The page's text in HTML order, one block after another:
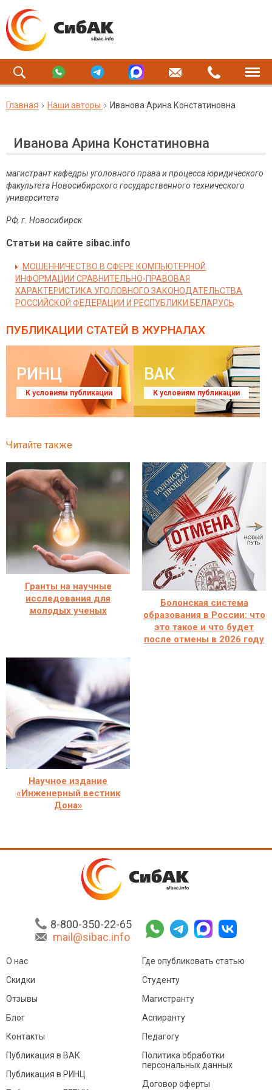
Главная Наши авторы Иванова Арина Констатиновна
Иванова Арина Констатиновна
магистрант кафедры уголовного права и процесса юридического
факультета Новосибирского государственного технического
университета
РФ, г. Новосибирск
Статьи на сайте sibac.info
МОШЕННИЧЕСТВО В СФЕРЕ КОМПЬЮТЕРНОЙ
ИНФОРМАЦИИ СРАВНИТЕЛЬНО-ПРАВОВАЯ
ХАРАКТЕРИСТИКА УГОЛОВНОГО ЗАКОНОДАТЕЛЬСТВА
РОССИЙСКОЙ ФЕДЕРАЦИИ И РЕСПУБЛИКИ БЕЛАРУСЬ
ПУБЛИКАЦИИ СТАТЕЙ В ЖУРНАЛАХ
РИНЦ
К условиям публикации
ВАК
К условиям публикации
Читайте также
Гранты на научные
исследования для
молодых ученых
Болонская система
образования в России: что
это такое и что будет
после отмены в 2026 году
Научное издание
«Инженерный вестник
Дона»
8-800-350-22-65
mail@sibac.info
О нас
Скидки
Отзывы
Блог
Контакты
Где опубликовать статью
Студенту
Магистранту
Аспиранту
Педагогу
Публикация в ВАК
Публикация в РИНЦ
Политика обработки
персональных данных
Договор оферты